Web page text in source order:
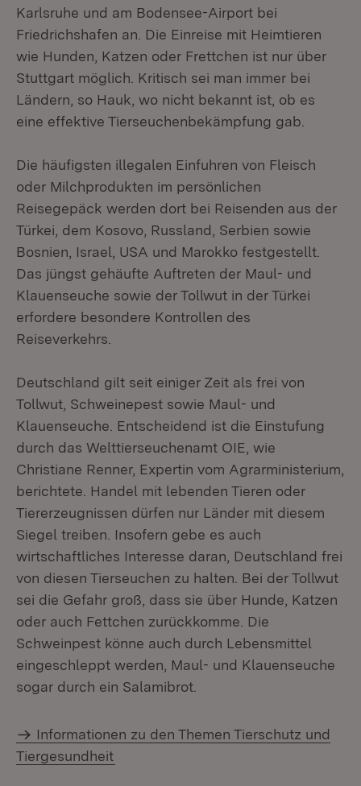
Karlsruhe und am Bodensee-Airport bei
Friedrichshafen an. Die Einreise mit Heimtieren
wie Hunden, Katzen oder Frettchen ist nur über
Stuttgart möglich. Kritisch sei man immer bei
Ländern, so Hauk, wo nicht bekannt ist, ob es
eine effektive Tierseuchenbekämpfung gab.
Die häufigsten illegalen Einfuhren von Fleisch
oder Milchprodukten im persönlichen
Reisegepäck werden dort bei Reisenden aus der
Türkei, dem Kosovo, Russland, Serbien sowie
Bosnien, Israel, USA und Marokko festgestellt.
Das jüngst gehäufte Auftreten der Maul- und
Klauenseuche sowie der Tollwut in der Türkei
erfordere besondere Kontrollen des
Reiseverkehrs.
Deutschland gilt seit einiger Zeit als frei von
Tollwut, Schweinepest sowie Maul- und
Klauenseuche. Entscheidend ist die Einstufung
durch das Welttierseuchenamt OIE, wie
Christiane Renner, Expertin vom Agrarministerium,
berichtete. Handel mit lebenden Tieren oder
Tiererzeugnissen dürfen nur Länder mit diesem
Siegel treiben. Insofern gebe es auch
wirtschaftliches Interesse daran, Deutschland frei
von diesen Tierseuchen zu halten. Bei der Tollwut
sei die Gefahr groß, dass sie über Hunde, Katzen
oder auch Fettchen zurückkomme. Die
Schweinpest könne auch durch Lebensmittel
eingeschleppt werden, Maul- und Klauenseuche
sogar durch ein Salamibrot.
Informationen zu den Themen Tierschutz und
Tiergesundheit